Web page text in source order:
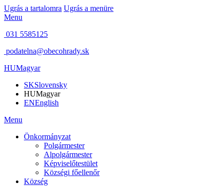
Ugrás a tartalomra Ugrás a menüre
Menu
031 5585125
podatelna@obecohrady.sk
HUMagyar
SKSlovensky
HUMagyar
ENEnglish
Menu
Önkormányzat
Polgármester
Alpolgármester
Képviselőtestület
Községi főellenőr
Község